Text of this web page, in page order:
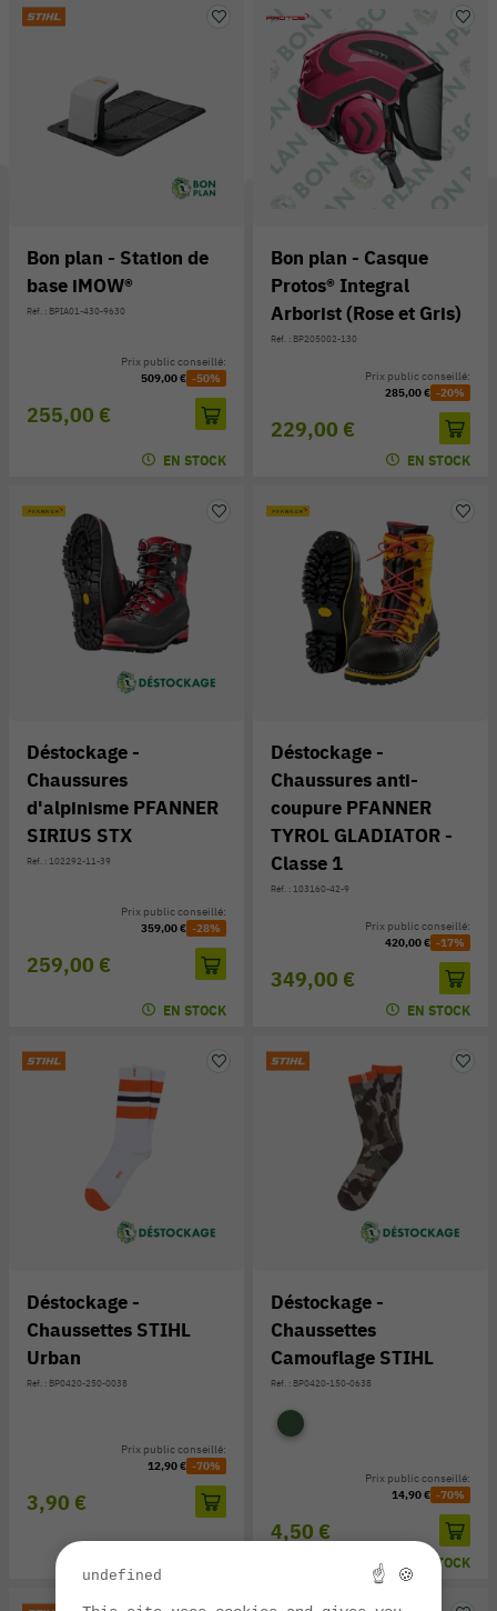
Bon plan - Station de
base iMOW®
Réf. : BPIA01-430-9630
255,00 €
Prix public conseillé:
509,00 € -50%
EN STOCK
Bon plan - Casque
Protos® Integral
Arborist (Rose et Gris)
Réf. : BP205002-130
229,00 €
Prix public conseillé:
285,00 € -20%
EN STOCK
Déstockage -
Chaussures
d'alpinisme PFANNER
SIRIUS STX
Réf. : 102292-11-39
259,00 €
Prix public conseillé:
359,00 € -28%
EN STOCK
Déstockage -
Chaussures anti-
coupure PFANNER
TYROL GLADIATOR -
Classe 1
Réf. : 103160-42-9
349,00 €
Prix public conseillé:
420,00 € -17%
EN STOCK
Déstockage -
Chaussettes STIHL
Urban
Réf. : BP0420-250-0038
3,90 €
Prix public conseillé:
12,90 € -70%
Déstockage -
Chaussettes
Camouflage STIHL
Réf. : BP0420-150-0638
4,50 €
Prix public conseillé:
14,90 € -70%
EN STOCK
undefined
☝ 🍪